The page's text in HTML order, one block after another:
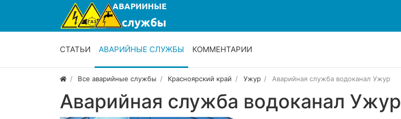
СТАТЬИ АВАРИЙНЫЕ СЛУЖБЫ КОММЕНТАРИИ
Все аварийные службы Красноярский край Ужур Аварийная служба водоканал Ужур
Аварийная служба водоканал Ужур